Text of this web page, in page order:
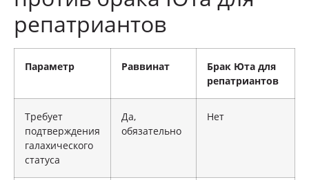
репатриантов
Параметр Раввинат
Брак Юта для
репатриантов
Требует
подтверждения
галахического
статуса
Да,
обязательно
Нет